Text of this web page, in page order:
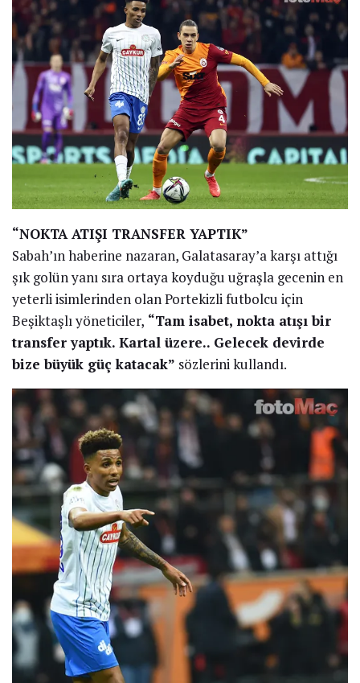
“NOKTA ATIŞI TRANSFER YAPTIK”
Sabah’ın haberine nazaran, Galatasaray’a karşı attığı
şık golün yanı sıra ortaya koyduğu uğraşla gecenin en
yeterli isimlerinden olan Portekizli futbolcu için
Beşiktaşlı yöneticiler, “Tam isabet, nokta atışı bir
transfer yaptık. Kartal üzere.. Gelecek devirde
bize büyük güç katacak” sözlerini kullandı.